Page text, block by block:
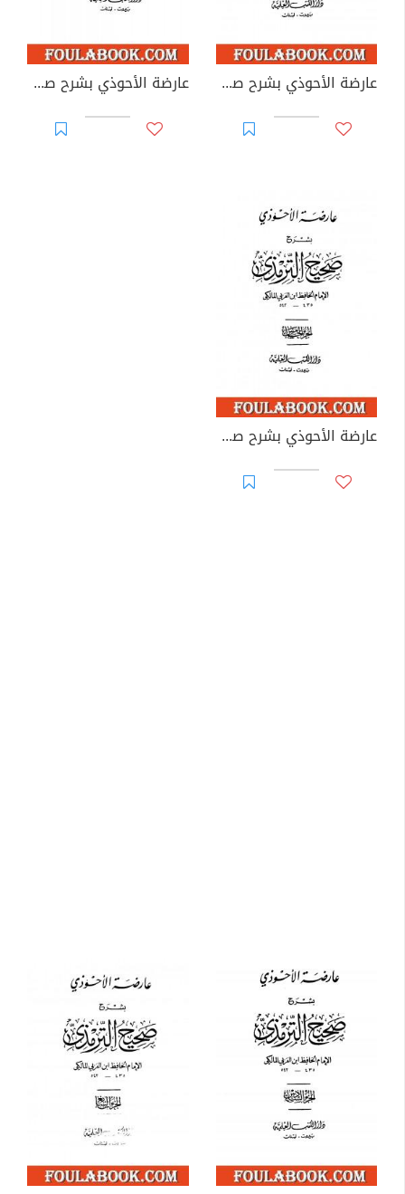
عارضة الأحوذي بشرح صحيح الترمذي - الجزء الثالث: العيدين - الصوم عارضة الأحوذي بشرح صحيح الترمذي - الجزء الرابع: الاعتكاف - النكاح
عارضة الأحوذي بشرح صحيح الترمذي - الجزء الخامس: تابع النكاح - البيوع